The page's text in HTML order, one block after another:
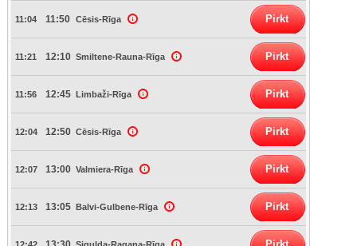
11:04 11:50 Cēsis-Rīga Pirkt
11:21 12:10 Smiltene-Rauna-Rīga Pirkt
11:56 12:45 Limbaži-Rīga Pirkt
12:04 12:50 Cēsis-Rīga Pirkt
12:07 13:00 Valmiera-Rīga Pirkt
12:13 13:05 Balvi-Gulbene-Rīga Pirkt